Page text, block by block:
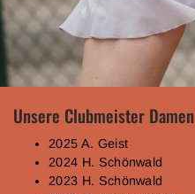
Unsere Clubmeister Damen
2025 A. Geist
2024 H. Schönwald
2023 H. Schönwald